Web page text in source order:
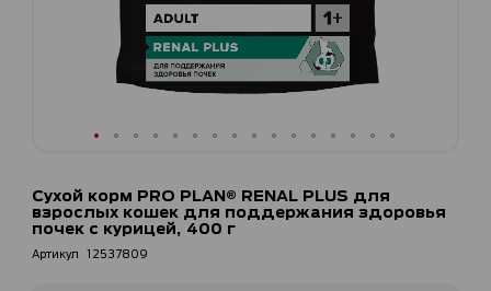
началу
галереи
изображений
Сухой корм PRO PLAN® RENAL PLUS для
взрослых кошек для поддержания здоровья
почек с курицей, 400 г
Артикул 12537809